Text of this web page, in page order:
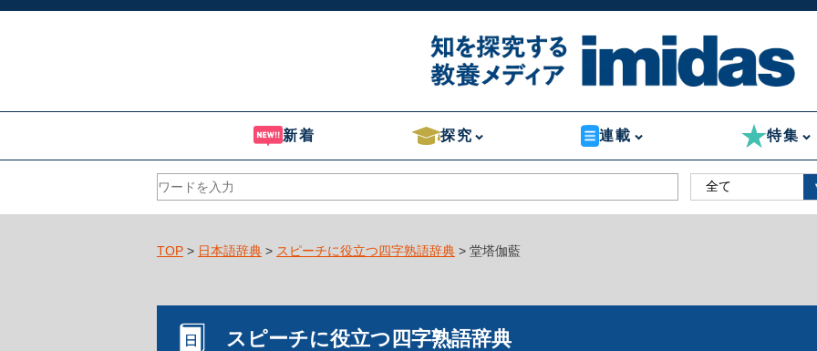
新着 探究 連載 特集
TOP > 日本語辞典 > スピーチに役立つ四字熟語辞典 > 堂塔伽藍
スピーチに役立つ四字熟語辞典